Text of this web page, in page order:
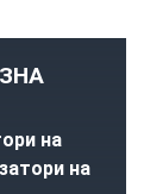
на
на